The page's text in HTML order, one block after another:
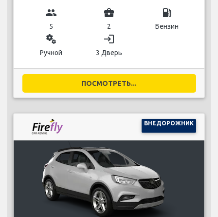
group
5
business_center
2
local_gas_station
Бензин
miscellaneous_services
Ручной
login
3 Дверь
ПОСМОТРЕТЬ...
ВНЕДОРОЖНИК